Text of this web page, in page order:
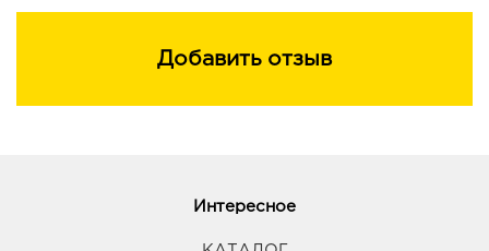
Добавить отзыв
Интересное